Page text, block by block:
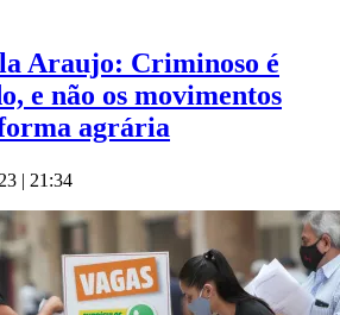
Araujo: Criminoso é
e não os movimentos
agrária
| 21:34